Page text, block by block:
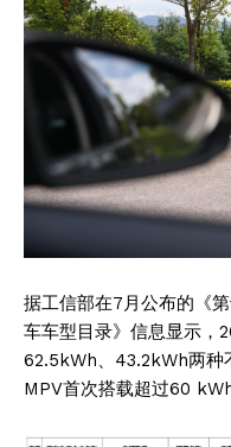
据工信部在7月公布的《
车车型目录》信息显示，
62.5kWh、43.2kWh两种
MPV首次搭载超过60